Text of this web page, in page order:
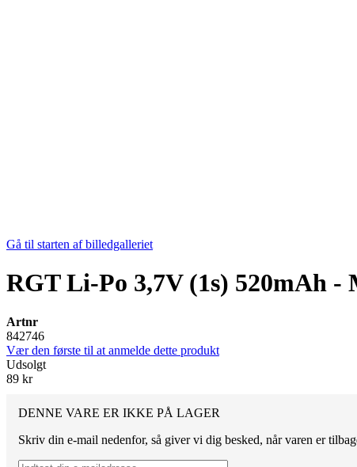
Gå til starten af billedgalleriet
RGT Li-Po 3,7V (1s) 520mAh
Artnr
842746
Vær den første til at anmelde dette produkt
Udsolgt
89 kr
DENNE VARE ER IKKE PÅ LAGER
Skriv din e-mail nedenfor, så giver vi dig besked, når varen er